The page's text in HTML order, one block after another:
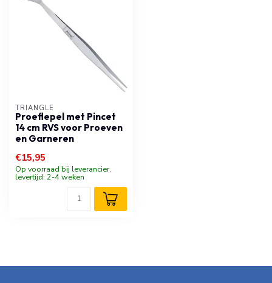
TRIANGLE
Proeflepel met Pincet
14 cm RVS voor Proeven
en Garneren
€15,95
Op voorraad bij leverancier,
levertijd: 2-4 weken